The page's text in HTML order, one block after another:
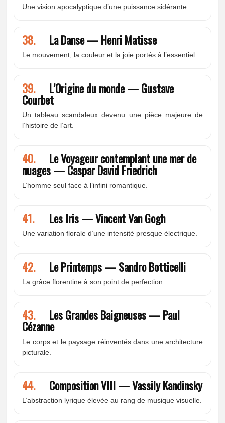
Une vision apocalyptique d’une puissance sidérante.
38. La Danse — Henri Matisse
Le mouvement, la couleur et la joie portés à l’essentiel.
39. L’Origine du monde — Gustave
Courbet
Un tableau scandaleux devenu une pièce majeure de
l’histoire de l’art.
40. Le Voyageur contemplant une mer de
nuages — Caspar David Friedrich
L’homme seul face à l’infini romantique.
41. Les Iris — Vincent Van Gogh
Une variation florale d’une intensité presque électrique.
42. Le Printemps — Sandro Botticelli
La grâce florentine à son point de perfection.
43. Les Grandes Baigneuses — Paul
Cézanne
Le corps et le paysage réinventés dans une architecture
picturale.
44. Composition VIII — Vassily Kandinsky
L’abstraction lyrique élevée au rang de musique visuelle.